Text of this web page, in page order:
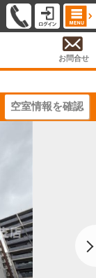
お問合せ
空室情報を確認